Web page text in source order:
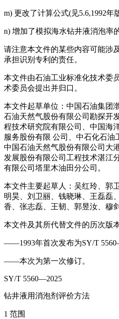
m) 更改了计算公式(见5.6,1992年
n) 增加了模拟海水钻井液消泡率
请注意本文件的某些内容可能涉
承担识别专利的责任。
本文件由石油工业标准化技术委
术委员会提出并归口。
本文件起草单位：中国石油集团
石油天然气股份有限公司勘探开
程技术研究院有限公司、中国海
服务股份有限 公司、中石化石油
中国石油天然气股份有限公司大
发展股份有限公司工程技术湛江
有限公司塔里木油田分公司。
本文件主要起草人：吴红玲、郭
明昊、刘卫丽、钱晓琳、王磊磊
香、张志磊、王韧、郭昱汝、穆
本文件及其所代替文件的历次版
——1993年首次发布为SY/T
——本次为第一次修订。
SY/T 5560—2025
钻井液用消泡剂评价方法
1 范围